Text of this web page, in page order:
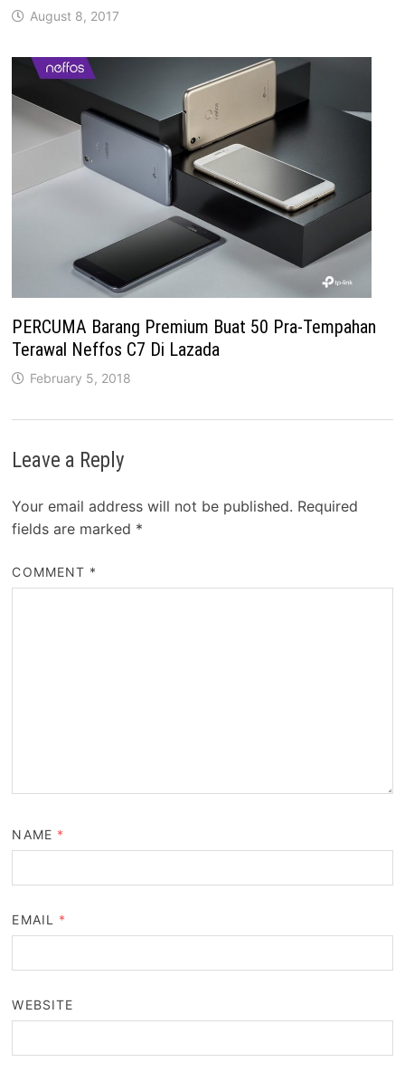
August 8, 2017
PERCUMA Barang Premium Buat 50 Pra-Tempahan
Terawal Neffos C7 Di Lazada
February 5, 2018
Leave a Reply
Your email address will not be published. Required
fields are marked *
COMMENT *
NAME *
EMAIL *
WEBSITE